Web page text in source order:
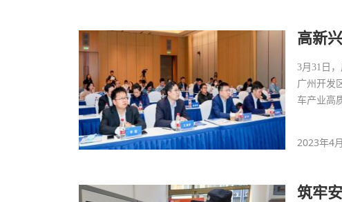
高新
3月31日
广州开发
车产业高
2023年4
筑牢